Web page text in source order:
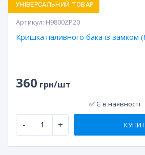
УНІВЕРСАЛЬНИЙ ТОВАР
Артикул: H9800ZP20
Кришка паливного бака із
360 грн/шт
✅ Є в наявності
- +